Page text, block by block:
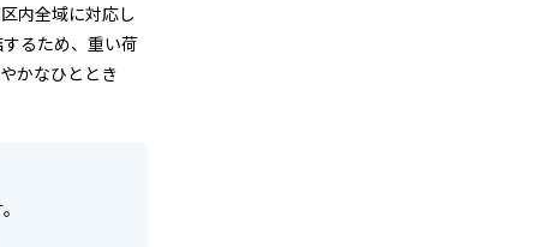
内全域に対応し
るため、重い荷
かなひととき